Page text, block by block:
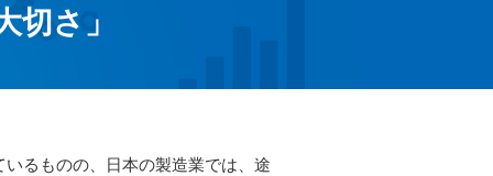
さ」
るものの、日本の製造業では、途